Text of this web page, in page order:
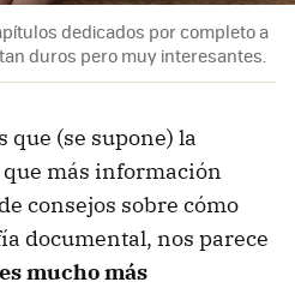
dedicados por completo a
duros pero muy interesantes.
que (se supone) la
más información
consejos sobre cómo
documental, nos parece
mucho más